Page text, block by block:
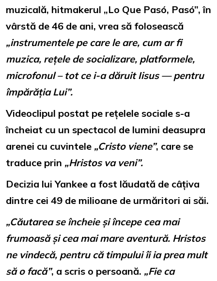
muzicală, hitmakerul „Lo Que Pasó, Pasó”, în
vârstă de 46 de ani, vrea să folosească
„instrumentele pe care le are, cum ar fi
muzica, rețele de socializare, platformele,
microfonul – tot ce i-a dăruit Iisus — pentru
împărăția Lui”.
Videoclipul postat pe rețelele sociale s-a
încheiat cu un spectacol de lumini deasupra
arenei cu cuvintele „Cristo viene”, care se
traduce prin „Hristos va veni”.
Decizia lui Yankee a fost lăudată de câțiva
dintre cei 49 de milioane de urmăritori ai săi.
„Căutarea se încheie și începe cea mai
frumoasă și cea mai mare aventură. Hristos
ne vindecă, pentru că timpului îi ia prea mult
să o facă”, a scris o persoană. „Fie ca